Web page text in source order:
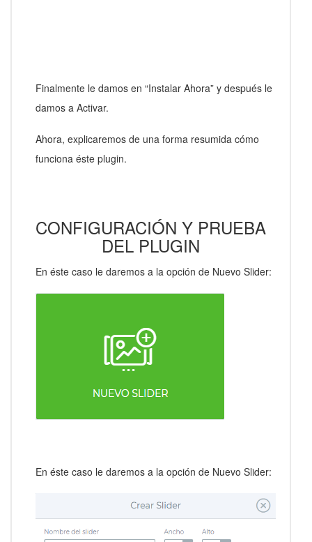
Finalmente le damos en “Instalar Ahora” y después le
damos a Activar.
Ahora, explicaremos de una forma resumida cómo
funciona éste plugin.
CONFIGURACIÓN Y PRUEBA
DEL PLUGIN
En éste caso le daremos a la opción de Nuevo Slider:
En éste caso le daremos a la opción de Nuevo Slider: